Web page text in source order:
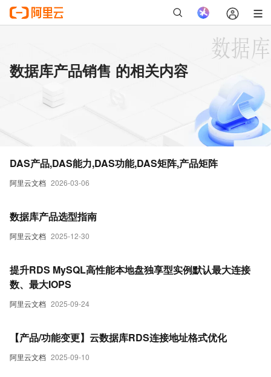
数据库产品销售 的相关内容
阿里云文档 2026-03-06
DAS产品,DAS能力,DAS功能,DAS矩阵,产品矩阵
阿里云文档 2025-12-30
数据库产品选型指南
阿里云文档 2025-09-24
提升RDS MySQL高性能本地盘独享型实例默认最大连接
数、最大IOPS
阿里云文档 2025-09-10
【产品/功能变更】云数据库RDS连接地址格式优化